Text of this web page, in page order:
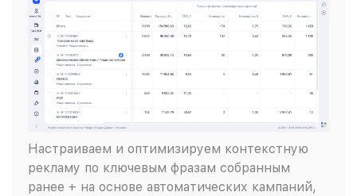
Настраиваем и оптимизируем контекстную
рекламу по ключевым фразам собранным
ранее + на основе автоматических кампаний,